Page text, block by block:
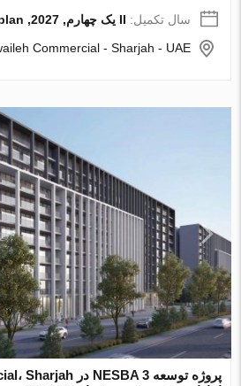
سال تکمیل: II یک چهارم, 2027, off-plan
Commercial - Sharjah - UAE